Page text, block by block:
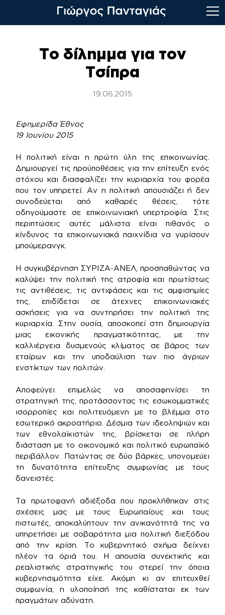
Το δίλημμα για τον
Τσίπρα
19.06.2015
Εφημερίδα Έθνος
19 Ιουνίου 2015
Η πολιτική είναι η πρώτη ύλη της επικοινωνίας.
Δημιουργεί τις προϋποθέσεις για την επίτευξη ενός
στόχου και διασφαλίζει την κυριαρχία του φορέα
που τον υπηρετεί. Αν η πολιτική απουσιάζει ή δεν
συνοδεύεται από καθαρές θέσεις, τότε
οδηγούμαστε σε επικοινωνιακή υπερτροφία. Στις
περιπτώσεις αυτές μάλιστα είναι πιθανός ο
κίνδυνος τα επικοινωνιακά παιχνίδια να γυρίσουν
μπούμερανγκ.
Η συγκυβέρνηση ΣΥΡΙΖΑ-ΑΝΕΛ, προσπαθώντας να
καλύψει την πολιτική της ατροφία και πρωτίστως
τις αντιθέσεις, τις αντιφάσεις και τις αμφισημίες
της, επιδίδεται σε άτεχνες επικοινωνιακές
ασκήσεις για να συντηρήσει την πολιτική της
κυριαρχία. Στην ουσία, αποσκοπεί στη δημιουργία
μιας εικονικής πραγματικότητας, με την
καλλιέργεια δυσμενούς κλίματος σε βάρος των
εταίρων και την υποδαύλιση των πιο άγριων
ενστίκτων των πολιτών.
Αποφεύγει επιμελώς να αποσαφηνίσει τη
στρατηγική της, προτάσσοντας τις εσωκομματικές
ισορροπίες και πολιτευόμενη με το βλέμμα στο
εσωτερικό ακροατήριο. Δέσμια των ιδεοληψιών και
των εθνολαϊκιστών της, βρίσκεται σε πλήρη
διάσταση με το οικονομικό και πολιτικό ευρωπαϊκό
περιβάλλον. Πατώντας σε δύο βάρκες, υπονομεύει
τη δυνατότητα επίτευξης συμφωνίας με τους
δανειστές.
Τα πρωτοφανή αδιέξοδα που προκλήθηκαν στις
σχέσεις μας με τους Ευρωπαίους και τους
πιστωτές, αποκαλύπτουν την ανικανότητά της να
υπηρετήσει με σοβαρότητα μια πολιτική διεξόδου
από την κρίση. Το κυβερνητικό σχήμα δείχνει
πλέον τα όριά του. Η απουσία συνεκτικής και
ρεαλιστικής στρατηγικής του στερεί την όποια
κυβερνησιμότητα είχε. Ακόμη κι αν επιτευχθεί
συμφωνία, η υλοποίησή της καθίσταται εκ των
πραγμάτων αδύνατη.